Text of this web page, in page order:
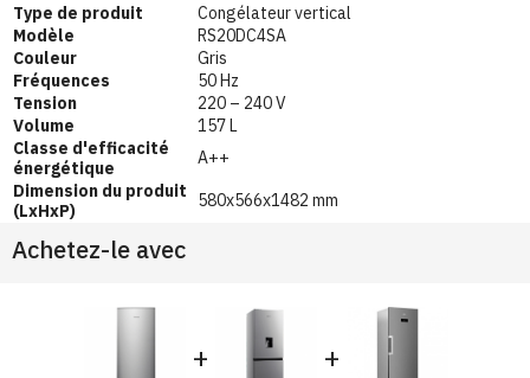
Type de produit
Congélateur vertical
Modèle
RS20DC4SA
Couleur
Gris
Fréquences
50 Hz
Tension
220 – 240 V
Volume
157 L
Classe d'efficacité
énergétique
A++
Dimension du produit
(LxHxP)
580x566x1482 mm
Achetez-le avec
+ +